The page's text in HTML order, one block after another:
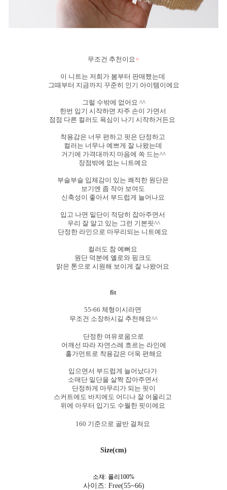
무조건 추천이요 ♥
이 니트는 저희가 봄부터 판매했는데
그때부터 지금까지 꾸준히 인기 아이템이에요
그럴 수밖에 없어요 ^^
한번 입기 시작하면 자주 손이 가면서
점점 다른 컬러도 욕심이 나기 시작하거든요
착용감은 너무 편하고 핏은 단정하고
컬러는 너무나 예쁘게 잘 나왔는데
거기에 가격대까지 마음에 쏙 드는^^
장점밖에 없는 니트예요
부슬부슬 입체감이 있는 쾌적한 원단은
보기엔 좀 작아 보여도
신축성이 좋아서 부드럽게 늘어나요
입고 나면 밑단이 적당히 잡아주면서
우리 잘 알고 있는 그런 기본핏^^
단정한 라인으로 마무리되는 니트예요
컬러도 참 예뻐요
원단 덕분에 옐로와 핑크도
맑은 톤으로 시원해 보이게 잘 나왔어요
fit
55-66 체형이시라면
무조건 소장하시길 추천해요^^
단정한 여유로움으로
어깨선 따라 자연스레 흐르는 라인에
홀가먼트로 착용감은 더욱 편해요
입으면서 부드럽게 늘어났다가
소매단 밑단을 살짝 잡아주면서
단정하게 마무리가 되는 핏이
스커트에도 바지에도 어디나 잘 어울리고
위에 아우터 입기도 수월한 핏이에요
160 기준으로 골반 걸쳐요
Size(cm)
소재: 폴리100%
사이즈: Free(55~66)